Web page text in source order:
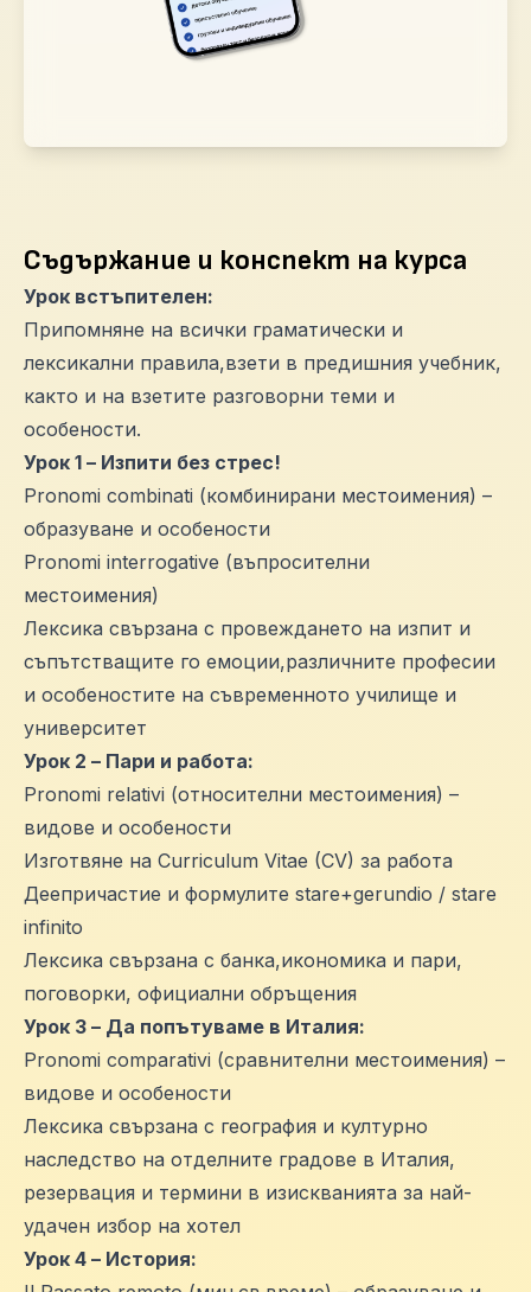
Съдържание и конспект на курса
Урок встъпителен:
Припомняне на всички граматически и
лексикални правила,взети в предишния учебник,
както и на взетите разговорни теми и
особености.
Урок 1 – Изпити без стрес!
Pronomi combinati (комбинирани местоимения) –
образуване и особености
Pronomi interrogative (въпросителни
местоимения)
Лексика свързана с провеждането на изпит и
съпътстващите го емоции,различните професии
и особеностите на съвременното училище и
университет
Урок 2 – Пари и работа:
Pronomi relativi (относителни местоимения) –
видове и особености
Изготвяне на Curriculum Vitae (CV) за работа
Деепричастие и формулите stare+gerundio / stare
infinito
Лексика свързана с банка,икономика и пари,
поговорки, официални обръщения
Урок 3 – Да попътуваме в Италия:
Pronomi comparativi (сравнителни местоимения) –
видове и особености
Лексика свързана с география и културно
наследство на отделните градове в Италия,
резервация и термини в изискванията за най-
удачен избор на хотел
Урок 4 – История: